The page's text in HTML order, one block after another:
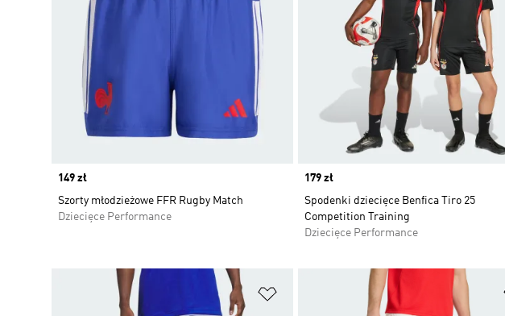
Price
149 zł
Szorty młodzieżowe FFR Rugby Match
Dziecięce Performance
Price
179 zł
Spodenki dziecięce Benfica Tiro 25
Competition Training
Dziecięce Performance
Dodaj do listy życzeń